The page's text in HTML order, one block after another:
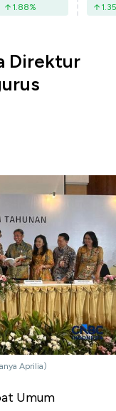
1.88% 1.35
Direktur
Aprilia)
Umum